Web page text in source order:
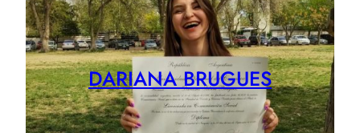
DARIANA BRUGUES